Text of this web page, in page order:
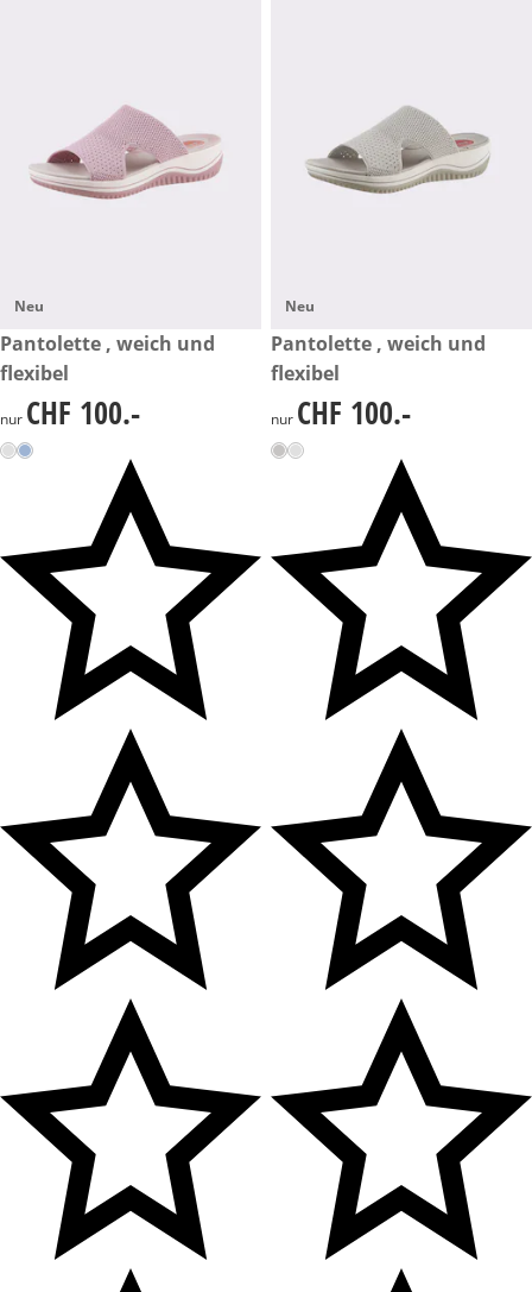
Neu
CHF 100.-
Pantolette , weich und
flexibel
CHF 100.-
nur CHF 100.-
Neu
CHF 100.-
Pantolette , weich und
flexibel
CHF 100.-
nur CHF 100.-